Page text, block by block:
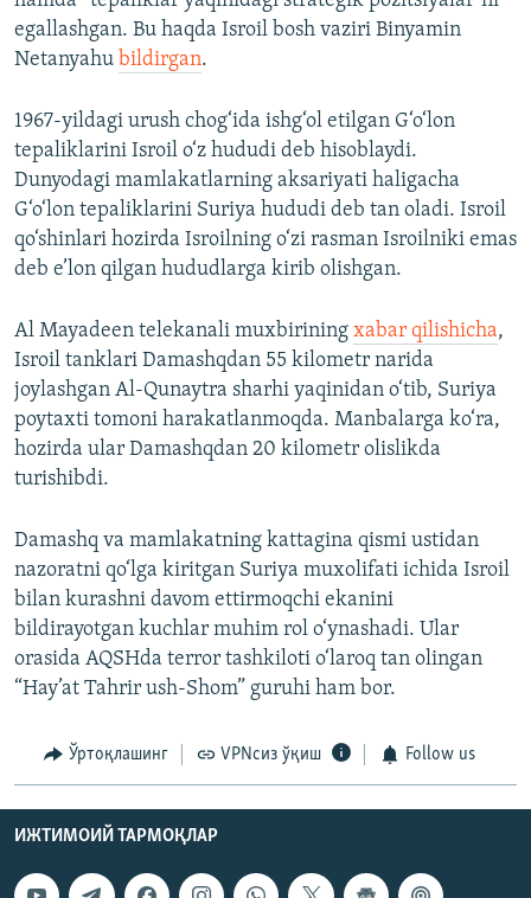
egallashgan. Bu haqda Isroil bosh vaziri Binyamin
Netanyahu bildirgan.
1967-yildagi urush chog‘ida ishg‘ol etilgan G‘o‘lon
tepaliklarini Isroil o‘z hududi deb hisoblaydi.
Dunyodagi mamlakatlarning aksariyati haligacha
G‘o‘lon tepaliklarini Suriya hududi deb tan oladi. Isroil
qo‘shinlari hozirda Isroilning o‘zi rasman Isroilniki emas
deb e’lon qilgan hududlarga kirib olishgan.
Al Mayadeen telekanali muxbirining xabar qilishicha,
Isroil tanklari Damashqdan 55 kilometr narida
joylashgan Al-Qunaytra sharhi yaqinidan o‘tib, Suriya
poytaxti tomoni harakatlanmoqda. Manbalarga ko‘ra,
hozirda ular Damashqdan 20 kilometr olislikda
turishibdi.
Damashq va mamlakatning kattagina qismi ustidan
nazoratni qo‘lga kiritgan Suriya muxolifati ichida Isroil
bilan kurashni davom ettirmoqchi ekanini
bildirayotgan kuchlar muhim rol o‘ynashadi. Ular
orasida AQSHda terror tashkiloti o‘laroq tan olingan
“Hay’at Tahrir ush-Shom” guruhi ham bor.
Ўртоқлашинг VPNсиз ўқиш Follow us
ИЖТИМОИЙ ТАРМОҚЛАР